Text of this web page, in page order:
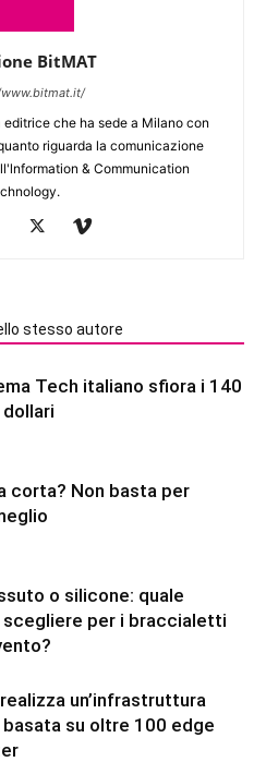
BitMAT
che ha sede a Milano con
riguarda la comunicazione
& Communication
stesso autore
Tech italiano sfiora i 140
corta? Non basta per
o silicone: quale
scegliere per i braccialetti
un’infrastruttura
basata su oltre 100 edge